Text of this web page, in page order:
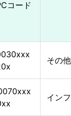
コード
その
イン